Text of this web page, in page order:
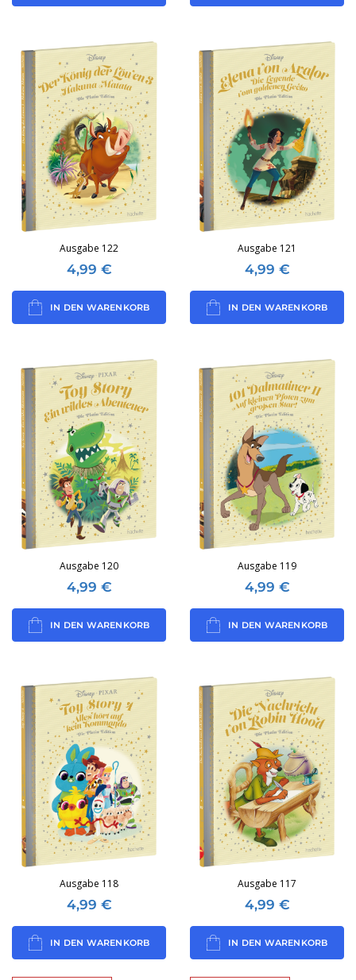
Ausgabe 122
4,99 €
IN DEN WARENKORB
Ausgabe 121
4,99 €
IN DEN WARENKORB
Ausgabe 120
4,99 €
IN DEN WARENKORB
Ausgabe 119
4,99 €
IN DEN WARENKORB
Ausgabe 118
4,99 €
IN DEN WARENKORB
Ausgabe 117
4,99 €
IN DEN WARENKORB